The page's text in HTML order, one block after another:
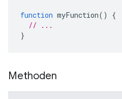
function myFunction()
{
// ...
}
Methoden